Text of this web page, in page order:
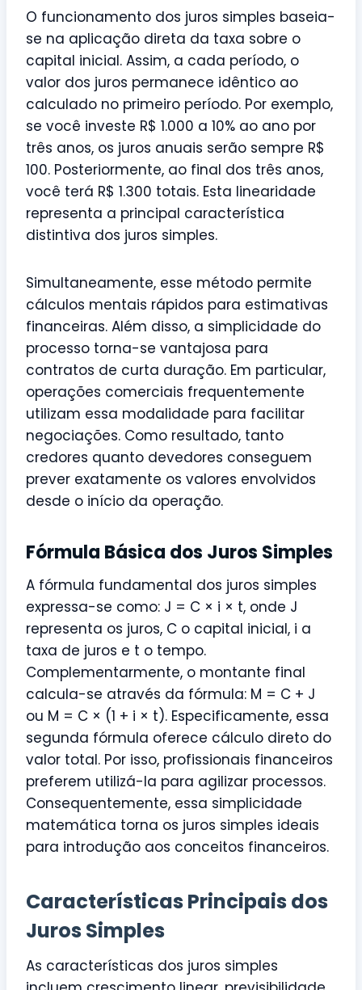
O funcionamento dos juros simples baseia-
se na aplicação direta da taxa sobre o
capital inicial. Assim, a cada período, o
valor dos juros permanece idêntico ao
calculado no primeiro período. Por exemplo,
se você investe R$ 1.000 a 10% ao ano por
três anos, os juros anuais serão sempre R$
100. Posteriormente, ao final dos três anos,
você terá R$ 1.300 totais. Esta linearidade
representa a principal característica
distintiva dos juros simples.
Simultaneamente, esse método permite
cálculos mentais rápidos para estimativas
financeiras. Além disso, a simplicidade do
processo torna-se vantajosa para
contratos de curta duração. Em particular,
operações comerciais frequentemente
utilizam essa modalidade para facilitar
negociações. Como resultado, tanto
credores quanto devedores conseguem
prever exatamente os valores envolvidos
desde o início da operação.
Fórmula Básica dos Juros Simples
A fórmula fundamental dos juros simples
expressa-se como: J = C × i × t, onde J
representa os juros, C o capital inicial, i a
taxa de juros e t o tempo.
Complementarmente, o montante final
calcula-se através da fórmula: M = C + J
ou M = C × (1 + i × t). Especificamente, essa
segunda fórmula oferece cálculo direto do
valor total. Por isso, profissionais financeiros
preferem utilizá-la para agilizar processos.
Consequentemente, essa simplicidade
matemática torna os juros simples ideais
para introdução aos conceitos financeiros.
Características Principais dos
Juros Simples
As características dos juros simples